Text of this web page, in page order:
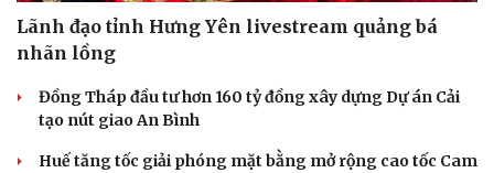
Lãnh đạo tỉnh Hưng Yên livestream quảng bá
nhãn lồng
Đồng Tháp đầu tư hơn 160 tỷ đồng xây dựng Dự án Cải
tạo nút giao An Bình
Huế tăng tốc giải phóng mặt bằng mở rộng cao tốc Cam